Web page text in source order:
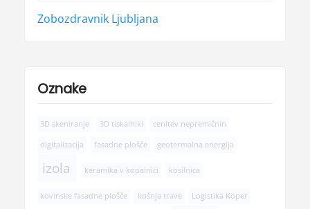
Zobozdravnik Ljubljana
Oznake
3D skeniranje 3D tiskalniki cenitev nepremičnin
digitalizacija fasadne plošče geotermalna energija
izola keramika v kopalnici kosilnica
kovinske fasadne plošče košnja trave Logistika Koper